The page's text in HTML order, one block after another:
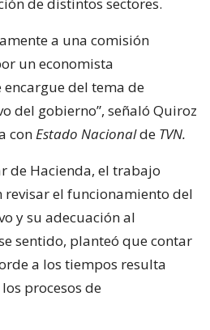
a una comisión
un economista
del tema de
del gobierno”, señaló Quiroz
con Estado Nacionalde TVN.
de Hacienda, el trabajo
revisar el funcionamiento del
y su adecuación al
sentido, planteó que contar
a los tiempos resulta
procesos de